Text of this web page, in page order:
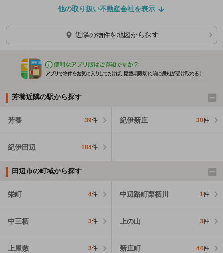
他の取り扱い不動産会社を表示
近隣の物件を地図から探す
芳養近隣の駅から探す
芳養 39件 紀伊新庄 30件
紀伊田辺 184件
田辺市の町域から探す
栄町 4件 中辺路町栗栖川 1件
中三栖 3件 上の山 3件
上屋敷 3件 新庄町 44件